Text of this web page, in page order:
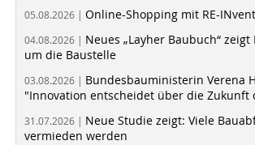
05.08.2026 | Online-Shopping mit RE-
04.08.2026 | Neues „Layher Baubuch“
um die Baustelle
03.08.2026 | Bundesbauministerin Verena
"Innovation entscheidet über die Zukunft
31.07.2026 | Neue Studie zeigt: Viele
vermieden werden